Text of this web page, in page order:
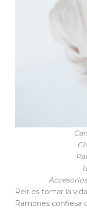
Reír es tomar la
Ramones confiesa